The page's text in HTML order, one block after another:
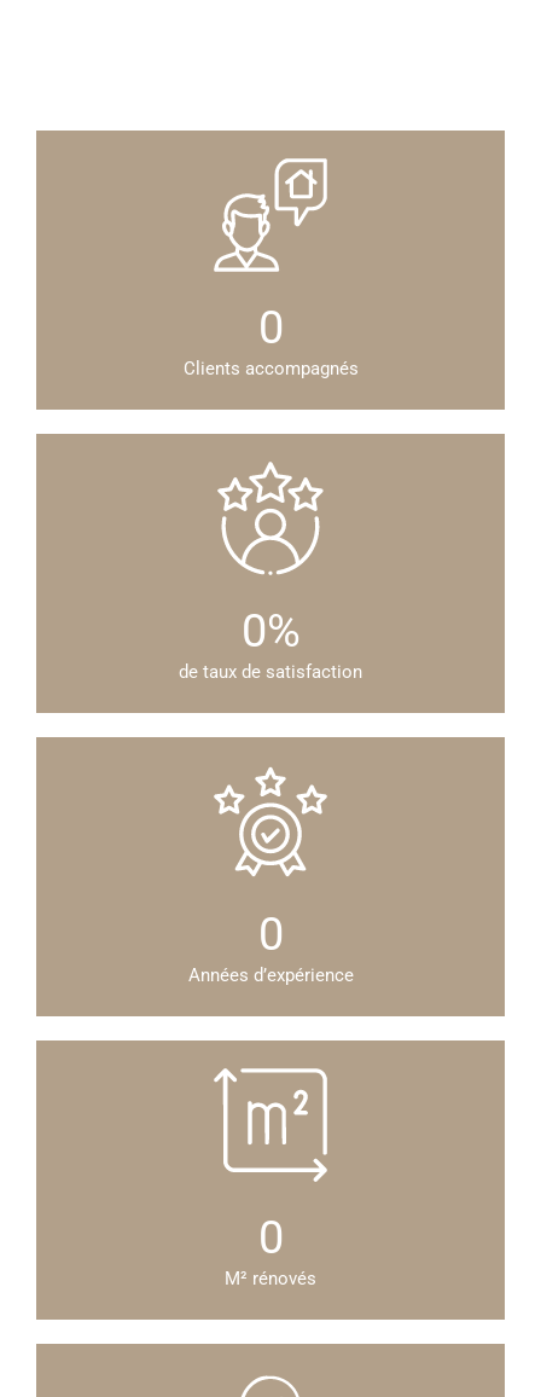
0
Clients accompagnés
0%
de taux de satisfaction
0
Années d’expérience
0
M² rénovés